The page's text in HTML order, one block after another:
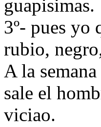
guapisimas.
3º- pues yo
rubio,
A la
sale el
viciao.